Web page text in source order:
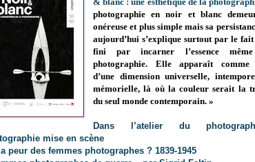
photographie en noir et blanc
onéreuse et plus simple mais sa
aujourd’hui s’explique surtout par le fait
fini par incarner l’essence
photographie. Elle apparaît comme
d’une dimension universelle,
mémorielle, là où la couleur serait la
du seul monde contemporain.»
Dans l’atelier du
mise en scène
peur des femmes photographes ? 1839-1945